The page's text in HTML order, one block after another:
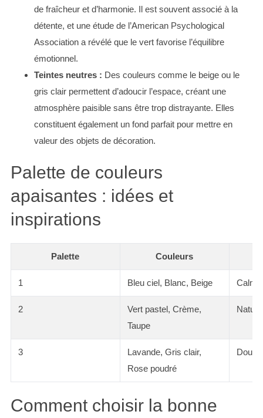
de fraîcheur et d’harmonie. Il est souvent associé à la
détente, et une étude de l’American Psychological
Association a révélé que le vert favorise l’équilibre
émotionnel.
Teintes neutres : Des couleurs comme le beige ou le
gris clair permettent d’adoucir l’espace, créant une
atmosphère paisible sans être trop distrayante. Elles
constituent également un fond parfait pour mettre en
valeur des objets de décoration.
Palette de couleurs
apaisantes : idées et
inspirations
Palette Couleurs
1 Bleu ciel, Blanc, Beige
2
Vert pastel, Crème,
Taupe
3
Lavande, Gris clair,
Rose poudré
Comment choisir la bonne